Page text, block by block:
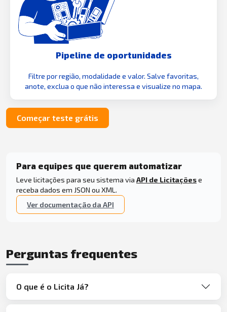
Pipeline de oportunidades
Filtre por região, modalidade e valor. Salve favoritas,
anote, exclua o que não interessa e visualize no mapa.
Começar teste grátis
Para equipes que querem automatizar
Leve licitações para seu sistema via API de Licitaçõese
receba dados em JSON ou XML.
Ver documentação da API
Perguntas frequentes
O que é o Licita Já?